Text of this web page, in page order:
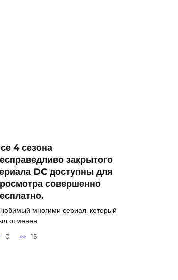
4 сезона
закрытого
DC доступны для
совершенно
многими сериал, который
отменен
0 15